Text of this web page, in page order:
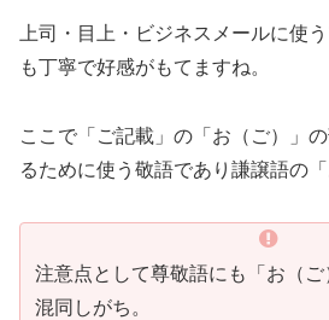
上司・目上・ビジネスメールに使
も丁寧で好感がもてますね。
ここで「ご記載」の「お（ご）」
るために使う敬語であり謙譲語の「
注意点として尊敬語にも「お（ご
混同しがち。